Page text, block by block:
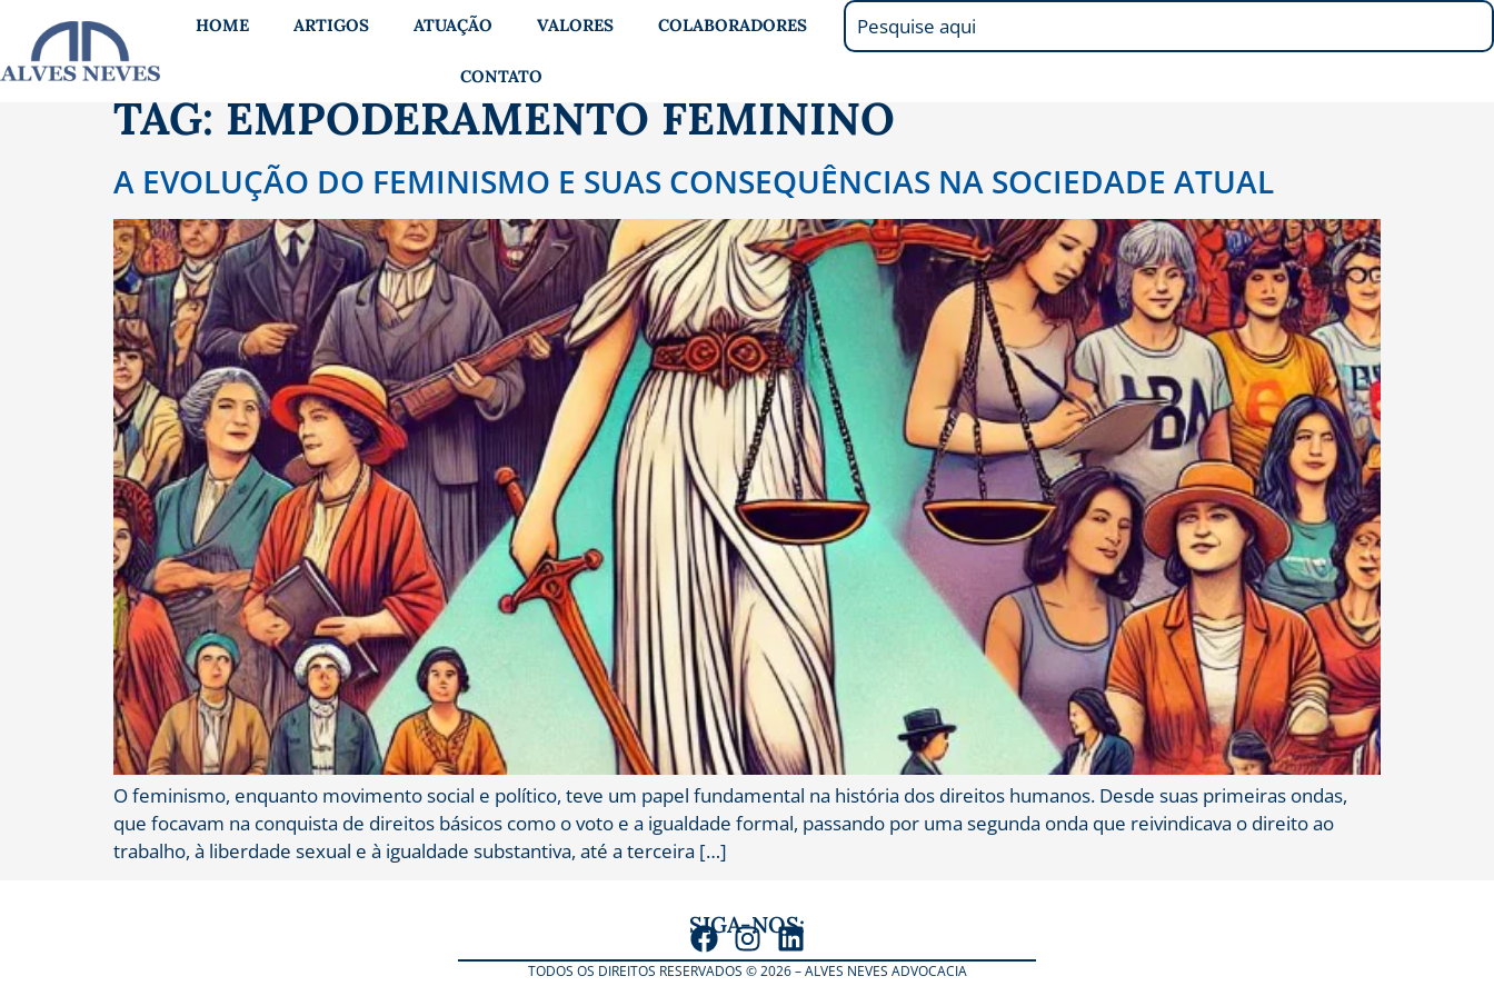
HOME ARTIGOS ATUAÇÃO VALORES COLABORADORES
CONTATO
TAG: EMPODERAMENTO FEMININO
A EVOLUÇÃO DO FEMINISMO E SUAS CONSEQUÊNCIAS NA SOCIEDADE ATUAL
O feminismo, enquanto movimento social e político, teve um papel fundamental na história dos direitos humanos. Desde suas primeiras ondas,
que focavam na conquista de direitos básicos como o voto e a igualdade formal, passando por uma segunda onda que reivindicava o direito ao
trabalho, à liberdade sexual e à igualdade substantiva, até a terceira […]
SIGA-NOS:
TODOS OS DIREITOS RESERVADOS © 2026 – ALVES NEVES ADVOCACIA